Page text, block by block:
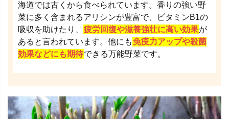
海道では古くから食べられています。香りの強い野
菜に多く含まれるアリシンが豊富で、ビタミンB1の
吸収を助けたり、 疲労回復や滋養強壮に高い効果が
あると言われています。他にも免疫力アップや殺菌
効果などにも期待できる万能野菜です。